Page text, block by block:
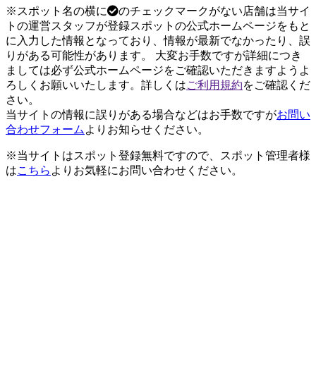
※スポット名の横に
のチェックマークがない店舗は当サイ
トの運営スタッフが登録スポットの公式ホームページをもと
に入力した情報となっており、情報が最新でなかったり、誤
りがある可能性があります。 大変お手数ですが詳細につき
ましては必ず公式ホームページをご確認いただきますようよ
ろしくお願いいたします。詳しくはご利用規約をご確認くだ
さい。
当サイトの情報に誤りがある場合などはお手数ですがお問い
合わせフォーム よりお知らせください。
※当サイトはスポット登録無料ですので、スポット管理者様
はこちら よりお気軽にお問い合わせください。